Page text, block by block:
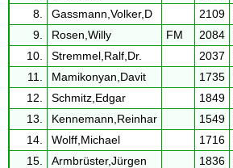
8.
Gassmann,Volker,D 2109
9.
Rosen,Willy FM 2084
10.
Stremmel,Ralf,Dr. 2037
11.
Mamikonyan,Davit 1735
12.
Schmitz,Edgar 1849
13.
Kennemann,Reinhar 1549
14.
Wolff,Michael 1716
15.
Armbrüster,Jürgen 1836